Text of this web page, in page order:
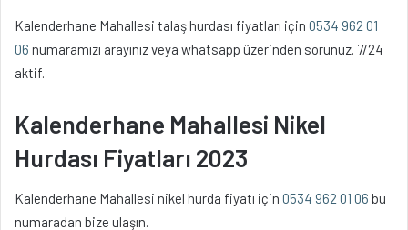
Kalenderhane Mahallesi talaş hurdası fiyatları için 0534 962 01
06 numaramızı arayınız veya whatsapp üzerinden sorunuz. 7/24
aktif.
Kalenderhane Mahallesi Nikel
Hurdası Fiyatları 2023
Kalenderhane Mahallesi nikel hurda fiyatı için 0534 962 01 06 bu
numaradan bize ulaşın.